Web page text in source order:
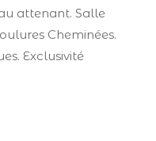
attenant. Salle
Cheminées.
Exclusivité